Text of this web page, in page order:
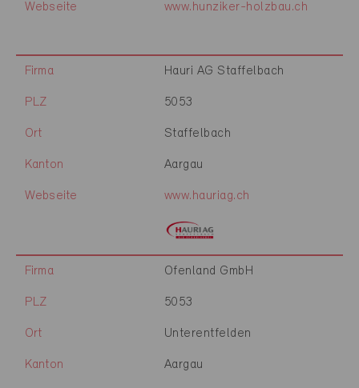
Webseite www.hunziker-holzbau.ch
Firma Hauri AG Staffelbach
PLZ 5053
Ort Staffelbach
Kanton Aargau
Webseite www.hauriag.ch
Firma Ofenland GmbH
PLZ 5053
Ort Unterentfelden
Kanton Aargau